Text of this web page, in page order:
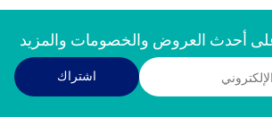
أحدث العروض والخصومات والمزيد
اشتراك